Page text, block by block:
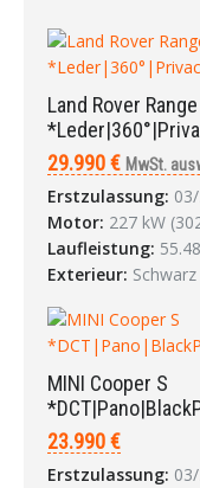
Land Rover
29.990 € MwSt.
Erstzulassung:
Motor: 227 kW
Laufleistung:
Exterieur: Schwarz
MINI Cooper S
23.990 €
Erstzulassung: